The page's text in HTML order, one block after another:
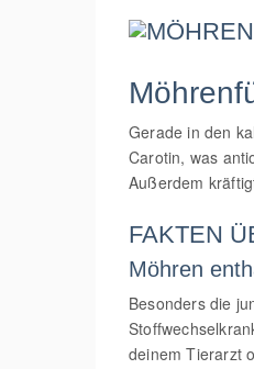
Gerade in den
Carotin, was
Außerdem
FAKTEN
Möhren
Besonders die
deinem Tierarzt